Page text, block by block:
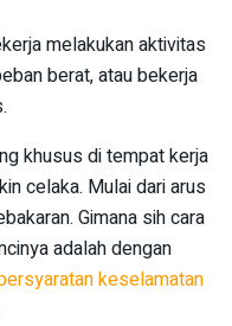
melakukan aktivitas
berat, atau bekerja
khusus di tempat kerja
celaka. Mulai dari arus
Gimana sih cara
adalah dengan
keselamatan